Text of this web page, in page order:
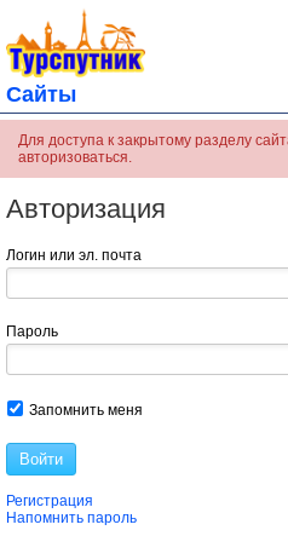
Сайты
Для доступа к закрытому разделу
авторизоваться.
Авторизация
Логин или эл. почта
Пароль
Запомнить меня
Войти
Регистрация
Напомнить пароль